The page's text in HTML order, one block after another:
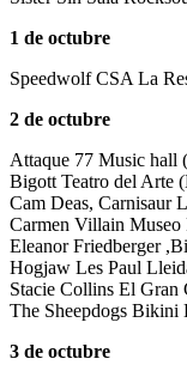
1 de octubre
Speedwolf CSA La
2 de octubre
Attaque 77 Music hall
Bigott Teatro del Arte
Cam Deas, Carnisaur
Carmen Villain
Eleanor Friedberger
Hogjaw Les Paul
Stacie Collins El Gran
The Sheepdogs Bikini
3 de octubre